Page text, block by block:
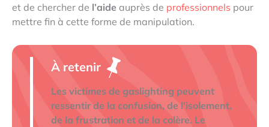
et de chercher de l’aide auprès de professionnels pour
mettre fin à cette forme de manipulation.
À retenir
Les victimes de gaslighting peuvent
ressentir de la confusion, de l’isolement,
de la frustration et de la colère. Le